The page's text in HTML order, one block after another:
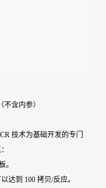
含内参）
技术为基础开发的专门
。
达到 100 拷贝/反应。